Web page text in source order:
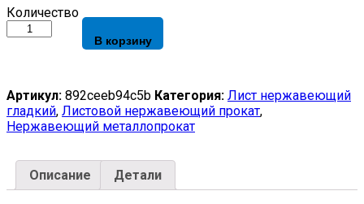
Лист
нержавеющий
AISI
316L
х/
к,
EN
10088-
Количество
В корзину
Артикул: 892ceeb94c5b Категория: Лист нержавеющий
гладкий, Листовой нержавеющий прокат,
Нержавеющий металлопрокат
Описание Детали